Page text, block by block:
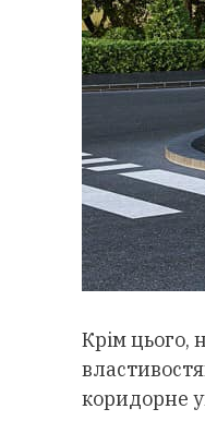
Крім цього,
коридорне